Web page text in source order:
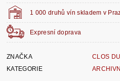
1 000 druhů vín skladem v
Expresní doprava
ZNAČKA
CLOS
KATEGORIE